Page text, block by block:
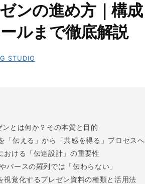
ンの進め方｜構
ルまで徹底解説
STUDIO
ンとは何か？その本質と目的
「伝える」から「共感を得る」プロセスへ
おける「伝達設計」の重要性
パースの羅列では「伝わらない」
視覚化するプレゼン資料の種類と活用法